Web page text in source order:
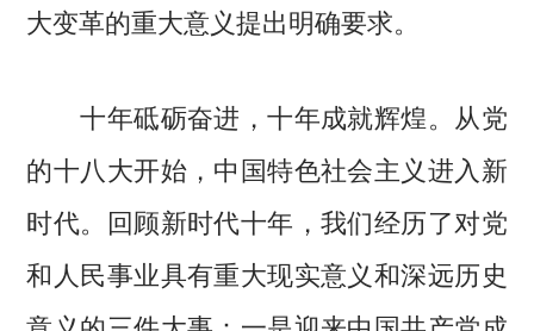
大变革的重大意义提出明确要求。
十年砥砺奋进，十年成就辉煌。从党
的十八大开始，中国特色社会主义进入新
时代。回顾新时代十年，我们经历了对党
和人民事业具有重大现实意义和深远历史